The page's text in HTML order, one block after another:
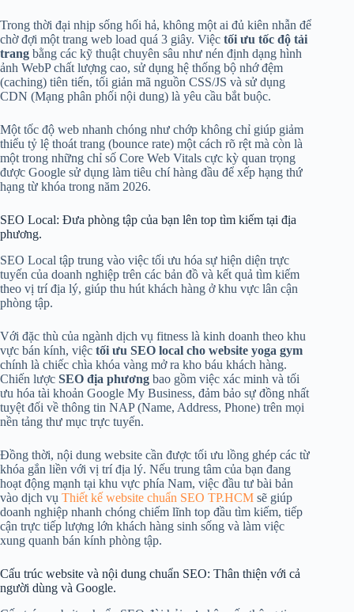
Trong thời đại nhịp sống hối hả, không một ai đủ kiên nhẫn để
chờ đợi một trang web load quá 3 giây. Việc tối ưu tốc độ tải
trang bằng các kỹ thuật chuyên sâu như nén định dạng hình
ảnh WebP chất lượng cao, sử dụng hệ thống bộ nhớ đệm
(caching) tiên tiến, tối giản mã nguồn CSS/JS và sử dụng
CDN (Mạng phân phối nội dung) là yêu cầu bắt buộc.
Một tốc độ web nhanh chóng như chớp không chỉ giúp giảm
thiểu tỷ lệ thoát trang (bounce rate) một cách rõ rệt mà còn là
một trong những chỉ số Core Web Vitals cực kỳ quan trọng
được Google sử dụng làm tiêu chí hàng đầu để xếp hạng thứ
hạng từ khóa trong năm 2026.
SEO Local: Đưa phòng tập của bạn lên top tìm kiếm tại địa
phương.
SEO Local tập trung vào việc tối ưu hóa sự hiện diện trực
tuyến của doanh nghiệp trên các bản đồ và kết quả tìm kiếm
theo vị trí địa lý, giúp thu hút khách hàng ở khu vực lân cận
phòng tập.
Với đặc thù của ngành dịch vụ fitness là kinh doanh theo khu
vực bán kính, việc tối ưu SEO local cho website yoga gym
chính là chiếc chìa khóa vàng mở ra kho báu khách hàng.
Chiến lược SEO địa phương bao gồm việc xác minh và tối
ưu hóa tài khoản Google My Business, đảm bảo sự đồng nhất
tuyệt đối về thông tin NAP (Name, Address, Phone) trên mọi
nền tảng thư mục trực tuyến.
Đồng thời, nội dung website cần được tối ưu lồng ghép các từ
khóa gắn liền với vị trí địa lý. Nếu trung tâm của bạn đang
hoạt động mạnh tại khu vực phía Nam, việc đầu tư bài bản
vào dịch vụ Thiết kế website chuẩn SEO TP.HCM sẽ giúp
doanh nghiệp nhanh chóng chiếm lĩnh top đầu tìm kiếm, tiếp
cận trực tiếp lượng lớn khách hàng sinh sống và làm việc
xung quanh bán kính phòng tập.
Cấu trúc website và nội dung chuẩn SEO: Thân thiện với cả
người dùng và Google.